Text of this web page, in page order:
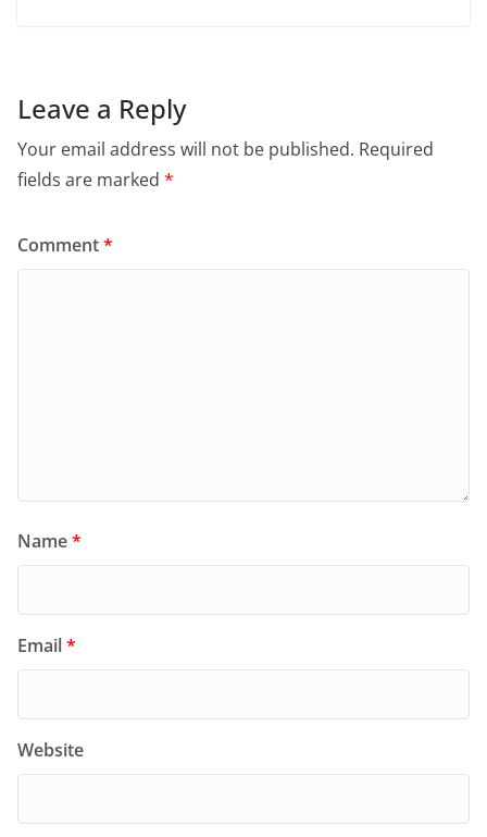
Leave a Reply
Your email address will not be published. Required
fields are marked *
Comment*
Name*
Email*
Website